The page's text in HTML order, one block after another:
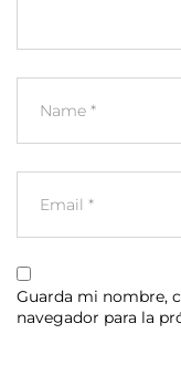
Guarda mi nombre,
navegador para la